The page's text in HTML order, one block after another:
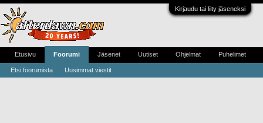
Kirjaudu tai liity jäseneksi
Etusivu Foorumi
Etsi foorumista Uusimmat viestit
Jäsenet Uutiset Ohjelmat Puhelimet